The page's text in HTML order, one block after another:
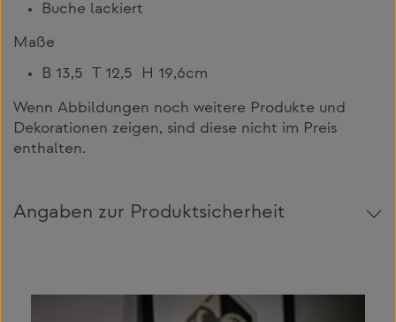
Buche lackiert
Maße
B 13,5 T 12,5 H 19,6cm
Wenn Abbildungen noch weitere Produkte und
Dekorationen zeigen, sind diese nicht im Preis
enthalten.
Angaben zur Produktsicherheit